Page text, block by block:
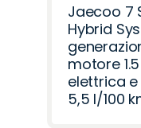
Jaecoo 7
Hybrid
motore
elettrica
5,5 l/100